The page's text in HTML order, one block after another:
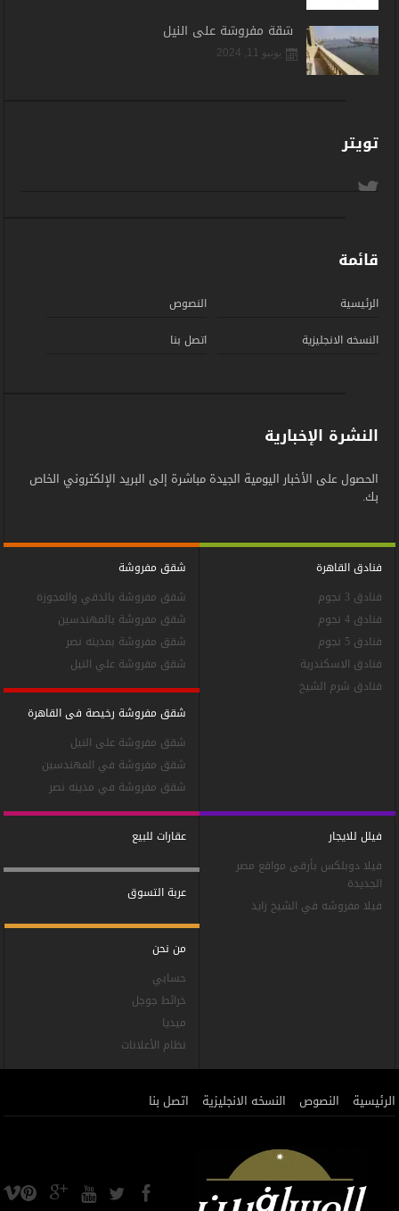
شقة مفروشة على النيل
يونيو 11, 2024
تويتر
قائمة
الرئيسية
النصوص
النسخه الانجليزية
اتصل بنا
النشرة الإخبارية
الحصول على الأخبار اليومية الجيدة مباشرة إلى البريد الإلكتروني الخاص
بك.
فنادق القاهرة
فنادق 3 نجوم
فنادق 4 نجوم
فنادق 5 نجوم
فنادق الاسكندرية
فنادق شرم الشيخ
شقق مفروشة
شقق مفروشة بالدقي والعجوزة
شقق مفروشة بالمهندسين
شقق مفروشة بمدينه نصر
شقق مفروشة علي النيل
شقق مفروشة رخيصة فى القاهرة
شقق مفروشة على النيل
شقق مفروشة في المهندسين
شقق مفروشة في مدينه نصر
فيلل للايجار
فيلا دوبلكس بأرقى مواقع مصر
الجديدة
فيلا مفروشه في الشيخ زايد
عقارات للبيع
عربة التسوق
من نحن
حسابي
خرائط جوجل
ميديا
نظام الأعلانات
الرئيسية النصوص النسخه الانجليزية اتصل بنا